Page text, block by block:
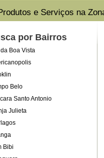
e Serviços na
por Bairros
Boa Vista
Belo
Santo Antonio
Julieta
Bibi